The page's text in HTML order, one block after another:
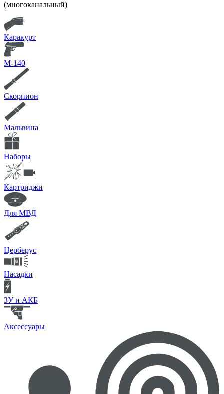
(многоканальный)
Каракурт
М-140
Скорпион
Мальвина
Наборы
Картриджи
Для МВД
Церберус
Насадки
ЗУ и АКБ
Аксессуары